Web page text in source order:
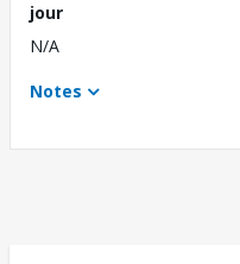
jour
N/A
Notes